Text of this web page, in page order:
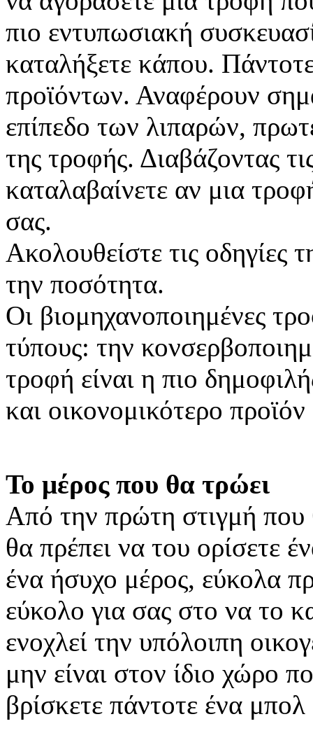
πιο εντυπωσιακή
καταλήξετε κάπου. Πάντοτε
προϊόντων. Αναφέρουν
επίπεδο των λιπαρών,
της τροφής. Διαβάζοντας
καταλαβαίνετε αν μια
σας.
Ακολουθείστε τις οδηγίες
την ποσότητα.
Οι βιομηχανοποιημένες
τύπους: την
τροφή είναι η πιο
και οικονομικότερο
Το μέρος που θα τρώει
Από την πρώτη στιγμή που
θα πρέπει να του ορίσετε
ένα ήσυχο μέρος, εύκολα
εύκολο για σας στο να το
ενοχλεί την υπόλοιπη
μην είναι στον ίδιο χώρο
βρίσκετε πάντοτε ένα